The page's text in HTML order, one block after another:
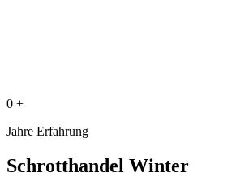
0 +
Jahre Erfahrung
Schrotthandel Winter